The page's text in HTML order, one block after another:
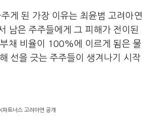
게 된 가장 이유는 최윤범 고려아연
남은 주주들에게 그 피해가 전이된
채 비율이 100%에 이르게 됨은 물
선을 긋는 주주들이 생겨나기 시작
트너스 고려아연 공개